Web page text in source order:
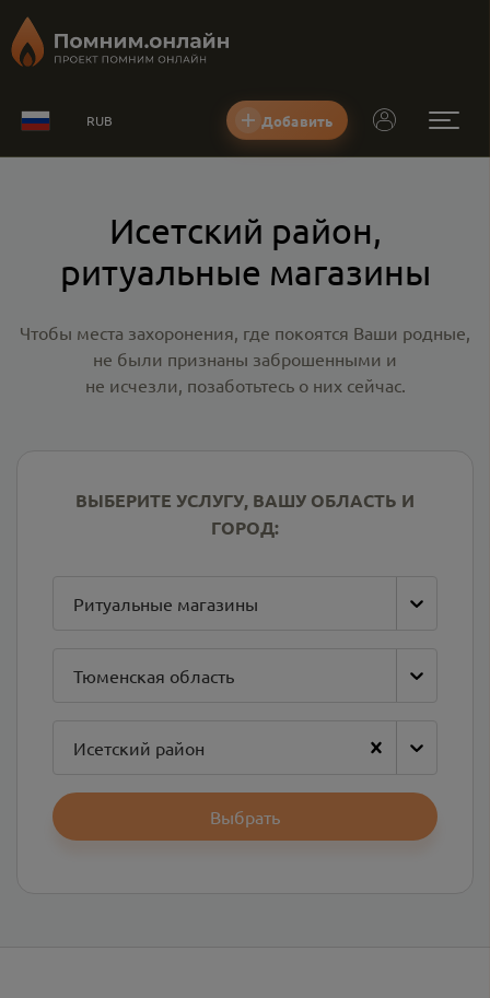
RUB Добавить
Исетский район,
ритуальные магазины
Чтобы места захоронения, где покоятся Ваши родные,
не были признаны заброшенными и
не исчезли, позаботьтесь о них сейчас.
ВЫБЕРИТЕ УСЛУГУ, ВАШУ ОБЛАСТЬ И
ГОРОД:
Ритуальные магазины
Тюменская область
Исетский район
Выбрать